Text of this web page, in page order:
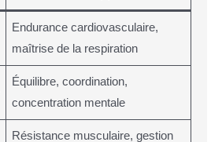
Endurance cardiovasculaire,
maîtrise de la respiration
Équilibre, coordination,
concentration mentale
Résistance musculaire, gestion